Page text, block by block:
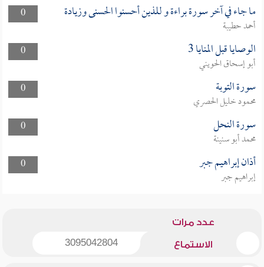
0 ما جاء في آخر سورة براءة و للذين أحسنوا الحسنى وزيادة
أحمد حطيبة
0
الوصايا قبل المنايا 3
أبو إسحاق الحويني
0
سورة التوبة
محمود خليل الحصري
0
سورة النحل
محمد أبو سنينة
0
أذان إبراهيم جبر
إبراهيم جبر
عدد مرات
الاستماع 3095042804